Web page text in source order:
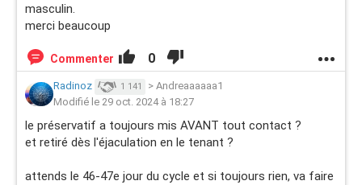
masculin.
merci beaucoup
Commenter 0
Radinoz 1 141 > Andreaaaaaa1
Modifié le 29 oct. 2024 à 18:27
le préservatif a toujours mis AVANT tout contact ?
et retiré dès l'éjaculation en le tenant ?
attends le 46-47e jour du cycle et si toujours rien, va faire